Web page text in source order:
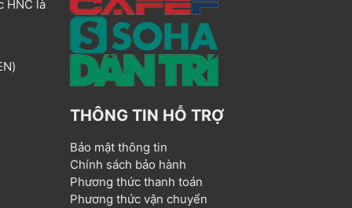
HNC là
THÔNG TIN HỖ TRỢ
Bảo mật thông tin
Chính sách bảo hành
Phương thức thanh toán
Phương thức vận chuyển